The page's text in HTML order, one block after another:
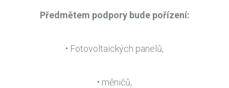
Předmětem podpory bude pořízení:
• Fotovoltaických panelů,
• měničů,